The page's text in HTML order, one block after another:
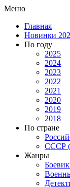
Меню
Главная
Новинки
По году
2025
2024
2023
2022
2021
2020
2019
2018
По стране
СССР
Жанры